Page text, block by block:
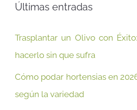
Últimas entradas
Trasplantar un Olivo con
hacerlo sin que sufra
Cómo podar hortensias en
según la variedad